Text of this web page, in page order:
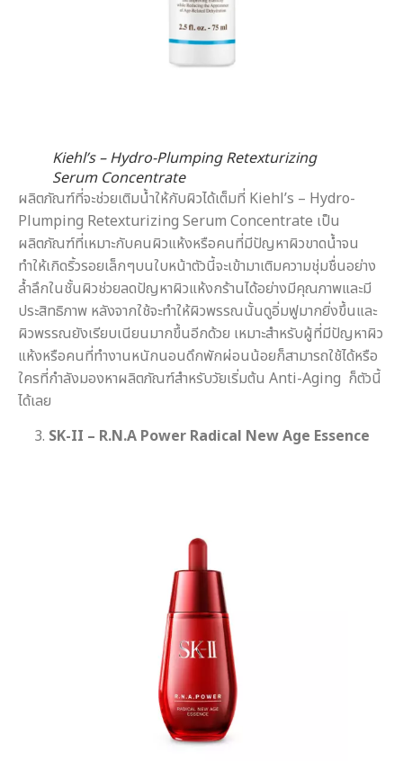
Kiehl’s – Hydro-Plumping Retexturizing
Serum Concentrate
ผลิตภัณฑ์ที่จะช่วยเติมน้ำให้กับผิวได้เต็มที่ Kiehl’s – Hydro-
Plumping Retexturizing Serum Concentrate เป็น
ผลิตภัณฑ์ที่เหมาะกับคนผิวแห้งหรือคนที่มีปัญหาผิวขาดน้ำจน
ทำให้เกิดริ้วรอยเล็กๆบนใบหน้าตัวนี้จะเข้ามาเติมความชุ่มชื่นอย่าง
ล้ำลึกในชั้นผิวช่วยลดปัญหาผิวแห้งกร้านได้อย่างมีคุณภาพและมี
ประสิทธิภาพ หลังจากใช้จะทำให้ผิวพรรณนั้นดูอิ่มฟูมากยิ่งขึ้นและ
ผิวพรรณยังเรียบเนียนมากขึ้นอีกด้วย เหมาะสำหรับผู้ที่มีปัญหาผิว
แห้งหรือคนที่ทำงานหนักนอนดึกพักผ่อนน้อยก็สามารถใช้ได้หรือ
ใครที่กำลังมองหาผลิตภัณฑ์สำหรับวัยเริ่มต้น Anti-Aging ก็ตัวนี้
ได้เลย
3. SK-II – R.N.A Power Radical New Age Essence